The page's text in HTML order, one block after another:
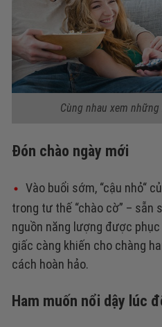
Cùng nhau xem
Đón chào ngày mới
Vào buổi sớm, “cậu nhỏ“
trong tư thế “chào cờ” – sẵn
nguồn năng lượng được
giấc càng khiến cho chàng
cách hoàn hảo.
Ham muốn nổi dậy lúc